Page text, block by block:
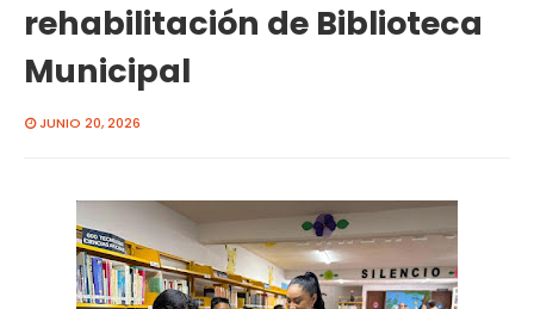
rehabilitación de Biblioteca
Municipal
JUNIO 20, 2026